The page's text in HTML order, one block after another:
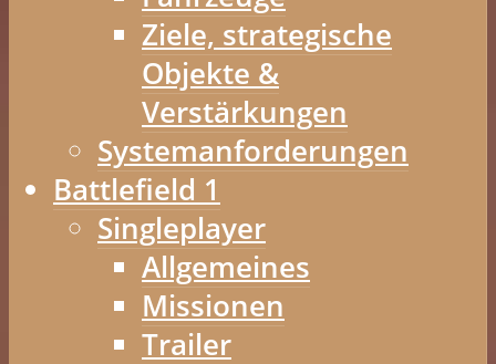
Ziele, strategische
Objekte &
Verstärkungen
Systemanforderungen
Battlefield 1
Singleplayer
Allgemeines
Missionen
Trailer